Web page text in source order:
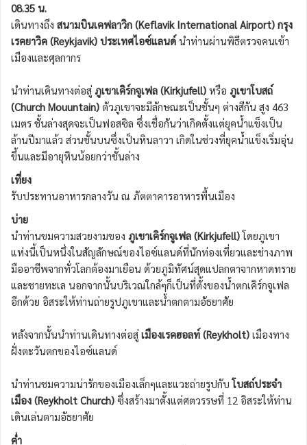
08.35 น.
เดินทางถึง สนามบินเคฟลาวิก (Keflavik International Airport) กรุง
เรคยาวิค (Reykjavik) ประเทศไอซ์แลนด์ นำท่านผ่านพิธีตรวจคนเข้า
เมืองและศุลกากร
นำท่านเดินทางต่อสู่ ภูเขาเคิร์กจูเฟล (Kirkjufell) หรือ ภูเขาโบสถ์
(Church Mouuntain) ตัวภูเขาจะมีลักษณะเป็นชั้นๆ ต่างสีกัน สูง 463
เมตร ชั้นล่างสุดจะเป็นฟอสซิล ซึ่งเชื่อกันว่าเกิดตั้งแต่ยุคน้ำแข็งเป็น
ล้านปีมาแล้ว ส่วนชั้นบนซึ่งเป็นหินลาวา เกิดในช่วงที่ยุคน้ำแข็งเริ่มอุ่น
ขึ้นและมีอายุหินน้อยกว่าชั้นล่าง
เที่ยง
รับประทานอาหารกลางวัน ณ ภัตตาคารอาหารพื้นเมือง
บ่าย
นำท่านขมความสวยงามของ ภูเขาเคิร์กจูเฟล (Kirkjufell)โดยภูเขา
แห่งนี้เป็นหนึ่งในสัญลักษณ์ของไอซ์แลนด์ที่นักท่องเที่ยวและช่างภาพ
มืออาชีพจากทั่วโลกต้องมาเยือน ด้วยภูมิทัศน์สุดแปลกตาจากหาดทราย
และชายทะเล นอกจากนั้นบริเวณใกล้ๆก็เป็นที่ตั้งของน้ำตกเคิร์กจูเฟล
อีกด้วย อิสระให้ท่านถ่ายรูปภูเขาและน้ำตกตามอัธยาศัย
หลังจากนั้นนำท่านเดินทางต่อสู่ เมืองเรคฮอลท์ (Reykholt) เมืองทาง
ฝั่งตะวันตกของไอซ์แลนด์
นำท่านชมความน่ารักของเมืองเล็กๆและแวะถ่ายรูปกับโบสถ์ประจำ
เมือง (Reykholt Church) ซึ่งสร้างมาตั้งแต่ศตวรรษที่ 12 อิสระให้ท่าน
เดินเล่นตามอัธยาศัย
ค่ำ